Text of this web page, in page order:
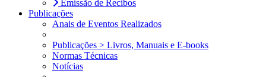
Emissão de Recibos
Publicações
Anais de Eventos Realizados
Publicações > Livros, Manuais e E-books
Normas Técnicas
Notícias